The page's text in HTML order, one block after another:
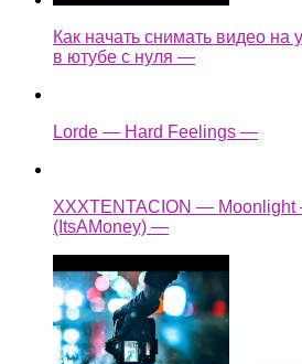
Как начать снимать видео на
в ютубе с нуля —
Lorde — Hard Feelings —
XXXTENTACION —
(ItsAMoney) —